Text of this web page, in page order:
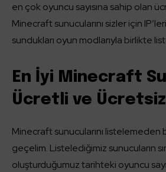
en çok oyuncu sayısına sahip olan
Minecraft sunucularını sizler için
sundukları oyun modlarıyla birlikte
En İyi Minecraft
Ücretli ve
Minecraft sunucularını
geçelim. Listelediğimiz sunucuların
oluşturduğumuz tarihteki oyuncu